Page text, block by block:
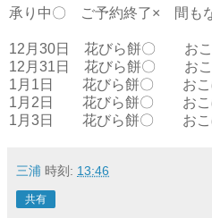
承り中〇 ご予約終了× 間も
12月30日 花びら餅〇 お
12月31日 花びら餅〇 おこ
1月1日 花びら餅〇 おこ
1月2日 花びら餅〇 おこ
1月3日 花びら餅〇 おこ
三浦 時刻: 13:46
共有